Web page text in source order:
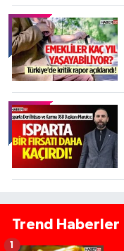
Trend Haberler
1